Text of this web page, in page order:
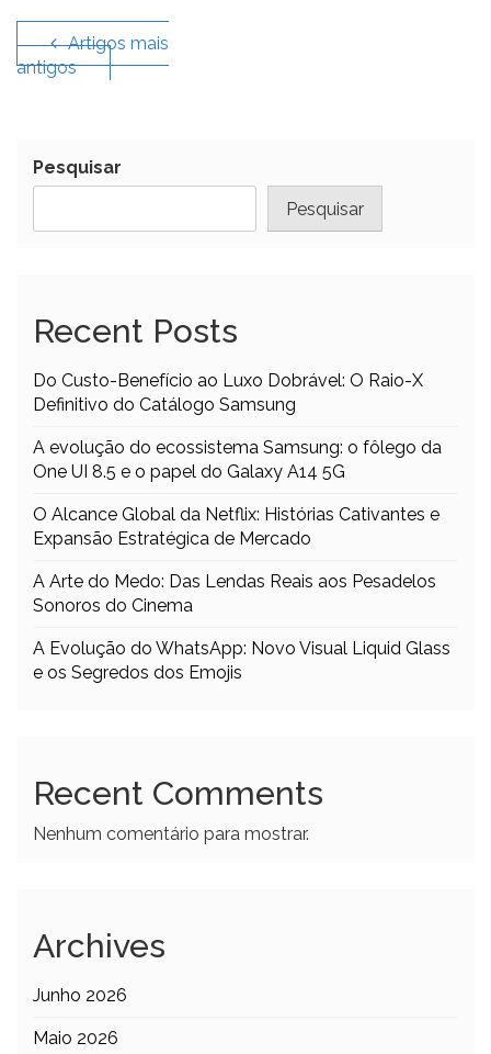
Navegação
de
artigos
Artigos mais
antigos
Pesquisar
Pesquisar
Recent Posts
Do Custo-Benefício ao Luxo Dobrável: O Raio-X
Definitivo do Catálogo Samsung
A evolução do ecossistema Samsung: o fôlego da
One UI 8.5 e o papel do Galaxy A14 5G
O Alcance Global da Netflix: Histórias Cativantes e
Expansão Estratégica de Mercado
A Arte do Medo: Das Lendas Reais aos Pesadelos
Sonoros do Cinema
A Evolução do WhatsApp: Novo Visual Liquid Glass
e os Segredos dos Emojis
Recent Comments
Nenhum comentário para mostrar.
Archives
Junho 2026
Maio 2026